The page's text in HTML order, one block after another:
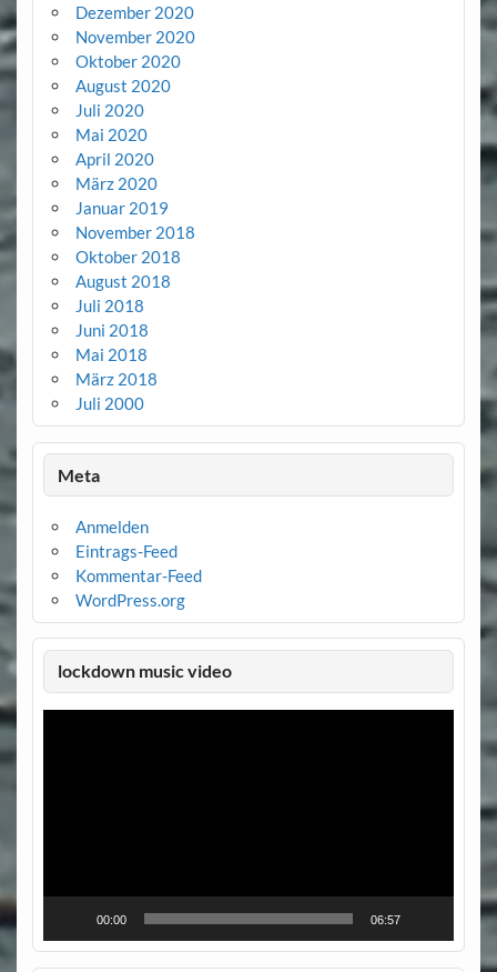
Dezember 2020
November 2020
Oktober 2020
August 2020
Juli 2020
Mai 2020
April 2020
März 2020
Januar 2019
November 2018
Oktober 2018
August 2018
Juli 2018
Juni 2018
Mai 2018
März 2018
Juli 2000
Meta
Anmelden
Eintrags-Feed
Kommentar-Feed
WordPress.org
lockdown music video
Video-
00:00 06:57